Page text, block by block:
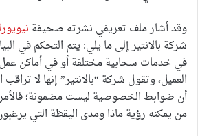
وقد أشار ملف تعريفي نشرته صحيفة
شركة بالانتير إلى ما يلي: يتم التحكم في
في خدمات سحابية مختلفة أو في أماكن عمل
العميل، وتقول شركة “بالانتير” إنها لا
أن ضوابط الخصوصية ليست مضمونة؛ فالأمر
من يمكنه رؤية ماذا ومدى اليقظة التي